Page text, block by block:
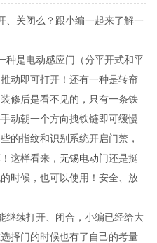
、关闭么？跟小编一起来了解一
种是电动感应门（分平开式和平
推动即可打开！还有一种是转帘
修后是看不见的，只有一条铁
动朝一个方向拽铁链即可缓慢
的指纹和识别系统开启门禁，
这样看来，无锡电动门还是挺
时候，也可以使用！安全、放
继续打开、闭合，小编已经给大
择门的时候也有了自己的考量